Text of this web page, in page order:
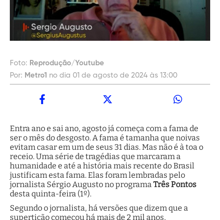
Foto: Reprodução/Youtube
Por: Metro1 no dia 01 de agosto de 2024 às 13:00
Entra ano e sai ano, agosto já começa com a fama de
ser o mês do desgosto. A fama é tamanha que noivas
evitam casar em um de seus 31 dias. Mas não é à toa o
receio. Uma série de tragédias que marcaram a
humanidade e até a história mais recente do Brasil
justificam esta fama. Elas foram lembradas pelo
jornalista Sérgio Augusto no programa Três Pontos
desta quinta-feira (1º).
Segundo o jornalista, há versões que dizem que a
supertição começou há mais de 2 mil anos,